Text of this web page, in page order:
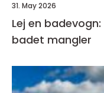
31. May 2026
Lej en
badet mangler